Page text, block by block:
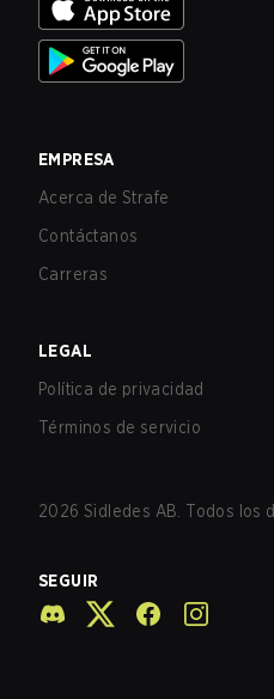
EMPRESA
Acerca de Strafe
Contáctanos
Carreras
LEGAL
Política de privacidad
Términos de servicio
2026 Sidledes AB. Todos los
SEGUIR